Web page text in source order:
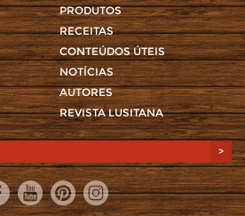
PRODUTOS
RECEITAS
CONTEÚDOS ÚTEIS
NOTÍCIAS
AUTORES
REVISTA LUSITANA
>